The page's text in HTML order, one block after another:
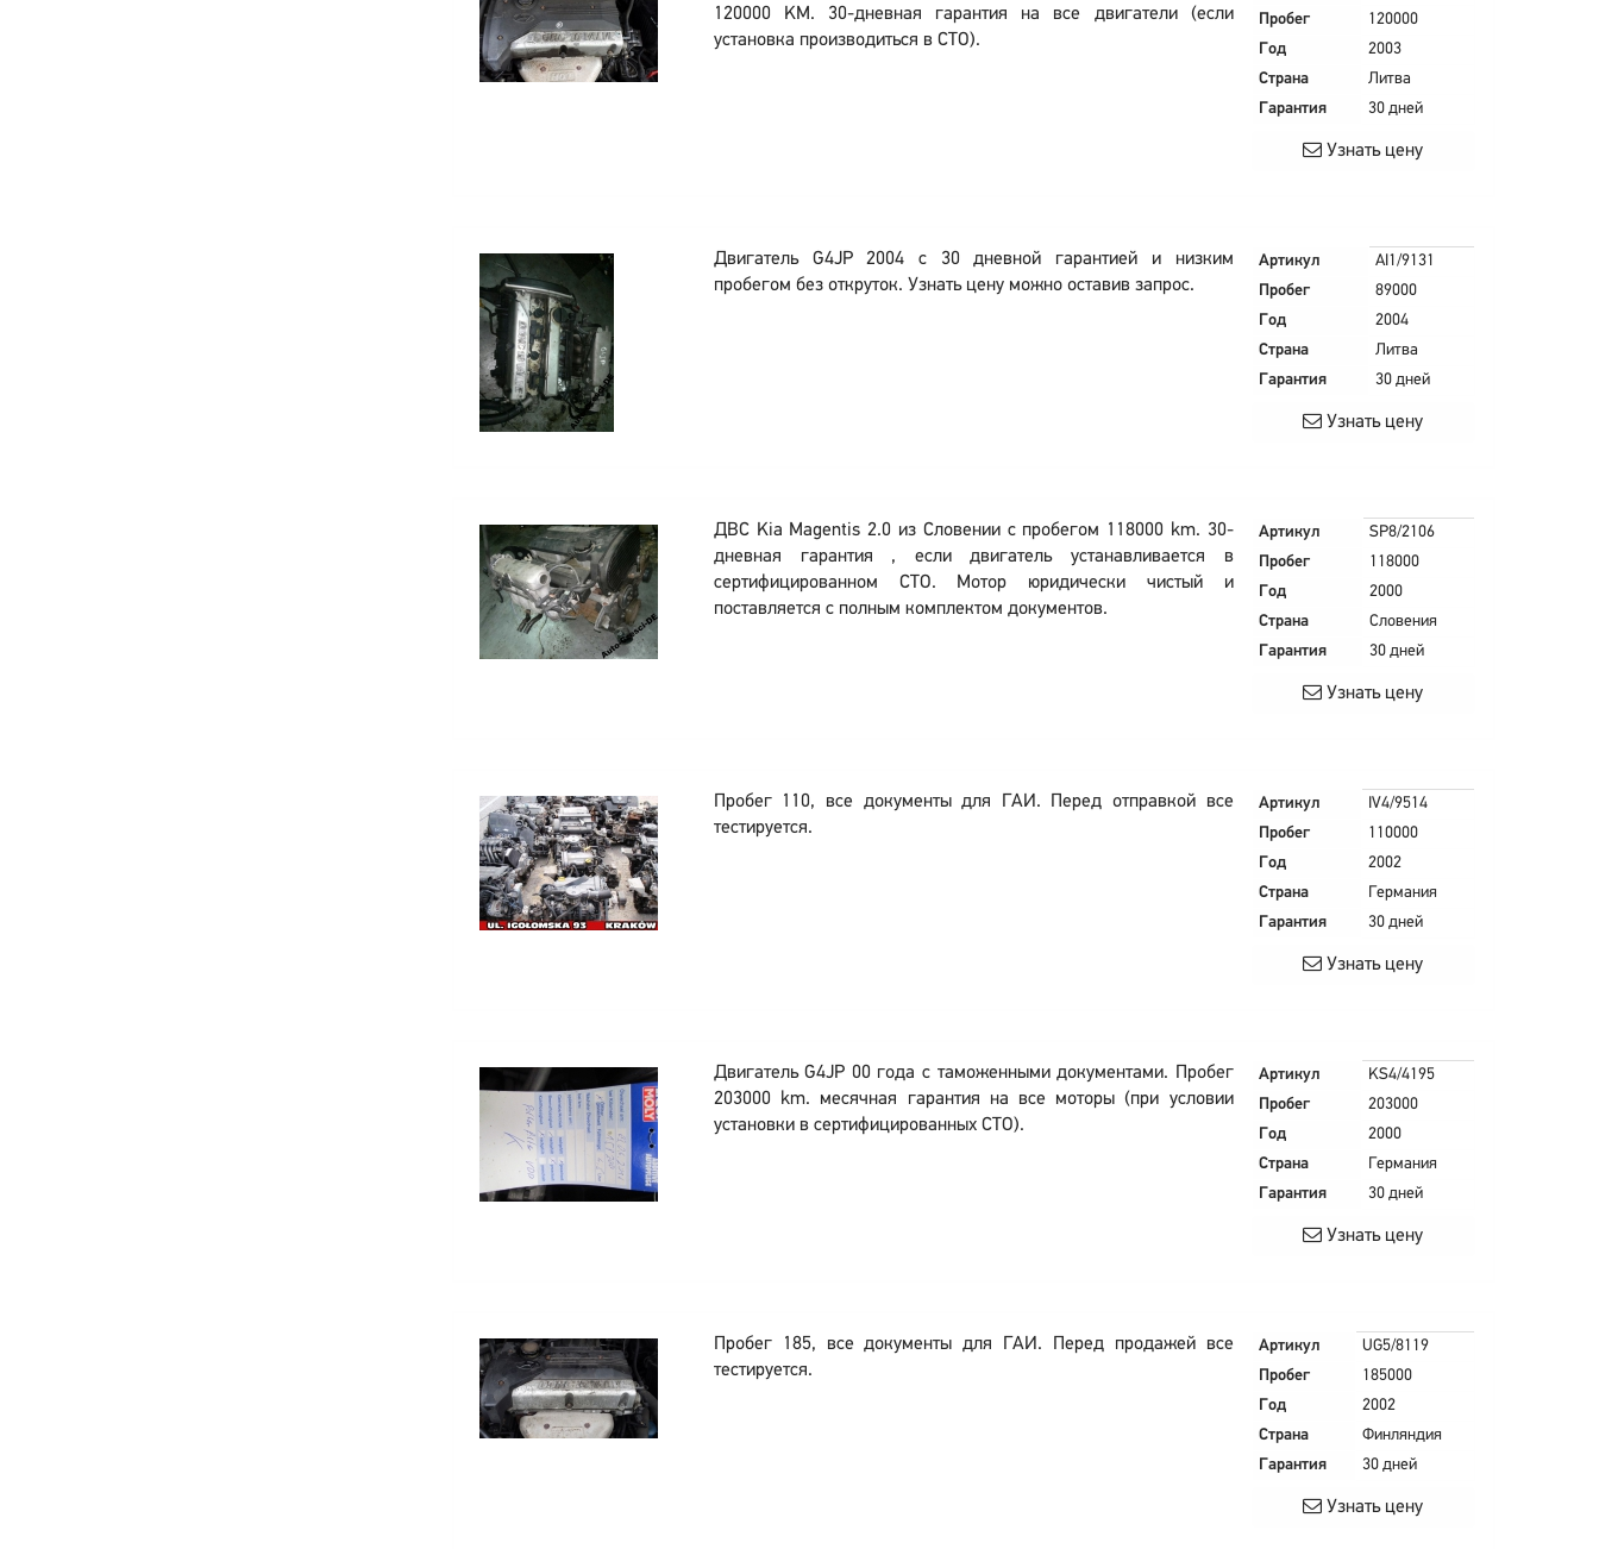
120000 KM. 30-дневная гарантия на все двигатели (если
установка производиться в СТО).
Пробег
120000
Год
2003
Страна
Литва
Гарантия
30 дней
Узнать цену
Двигатель G4JP 2004 с 30 дневной гарантией и низким
пробегом без откруток. Узнать цену можно оставив запрос.
Артикул
AI1/9131
Пробег
89000
Год
2004
Страна
Литва
Гарантия
30 дней
Узнать цену
ДВС Kia Magentis 2.0 из Словении с пробегом 118000 km. 30-
дневная гарантия , если двигатель устанавливается в
сертифицированном СТО. Мотор юридически чистый и
поставляется с полным комплектом документов.
Артикул
SP8/2106
Пробег
118000
Год
2000
Страна
Словения
Гарантия
30 дней
Узнать цену
Пробег 110, все документы для ГАИ. Перед отправкой все
тестируется.
Артикул
IV4/9514
Пробег
110000
Год
2002
Страна
Германия
Гарантия
30 дней
Узнать цену
Двигатель G4JP 00 года с таможенными документами. Пробег
203000 km. месячная гарантия на все моторы (при условии
установки в сертифицированных СТО).
Артикул
KS4/4195
Пробег
203000
Год
2000
Страна
Германия
Гарантия
30 дней
Узнать цену
Пробег 185, все документы для ГАИ. Перед продажей все
тестируется.
Артикул
UG5/8119
Пробег
185000
Год
2002
Страна
Финляндия
Гарантия
30 дней
Узнать цену